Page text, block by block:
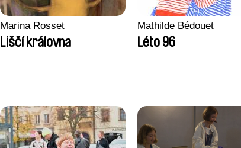
Marina Rosset
Liščí královna
Mathilde Bédouet
Léto 96